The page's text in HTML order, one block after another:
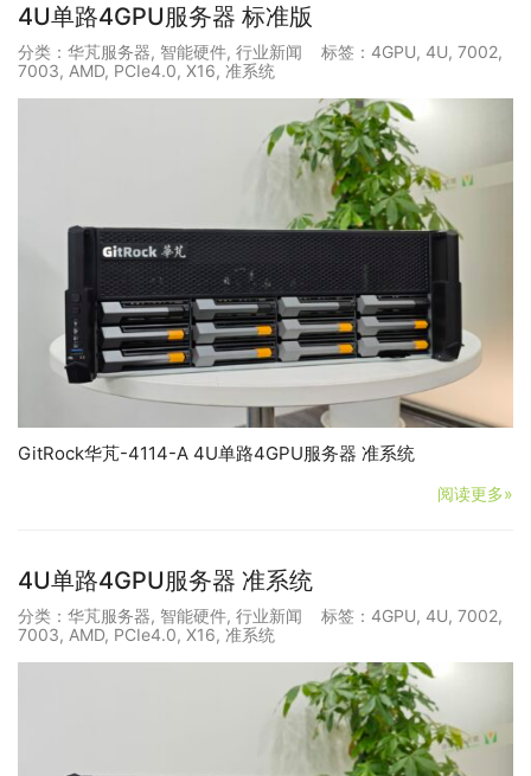
4U单路4GPU服务器 标准版
分类： 华芃服务器, 智能硬件, 行业新闻 标签： 4GPU, 4U, 7002,
7003, AMD, PCIe4.0, X16, 准系统
GitRock华芃-4114-A 4U单路4GPU服务器 准系统
阅读更多»
4U单路4GPU服务器 准系统
分类： 华芃服务器, 智能硬件, 行业新闻 标签： 4GPU, 4U, 7002,
7003, AMD, PCIe4.0, X16, 准系统